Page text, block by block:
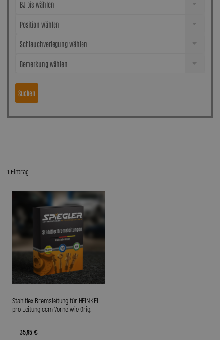
BJ bis wählen
Position wählen
Schlauchverlegung wählen
Bemerkung wählen
Suchen
1 Eintrag
Stahlflex Bremsleitung für HEINKEL
pro Leitung ccm Vorne wie Orig. -
35,95 €